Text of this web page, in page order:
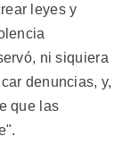
leyes y
ni siquiera
denuncias, y,
que las